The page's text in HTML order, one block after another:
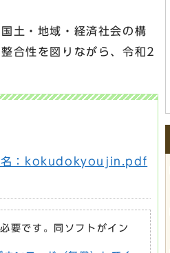
土・地域・経済社会の構
合性を図りながら、令和2
名：kokudokyoujin.pdf
です。同ソフトがイン